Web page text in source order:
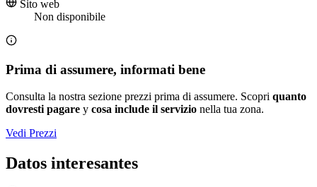
Sito web
Non disponibile
Prima di assumere, informati bene
Consulta la nostra sezione prezzi prima di assumere. Scopri quanto
dovresti pagare y cosa include il servizio nella tua zona.
Vedi Prezzi
Datos interesantes